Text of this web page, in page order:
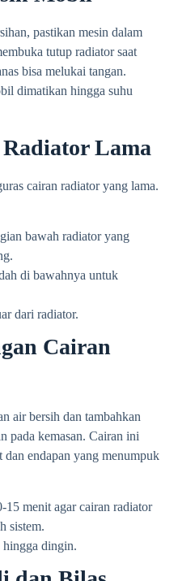
pastikan mesin dalam
tutup radiator saat
bisa melukai tangan.
dimatikan hingga suhu
Lama
cairan radiator yang lama.
bawah radiator yang
di bawahnya untuk
dari radiator.
Cairan
air bersih dan tambahkan
pada kemasan. Cairan ini
endapan yang menumpuk
15 menit agar cairan radiator
sistem.
dingin.